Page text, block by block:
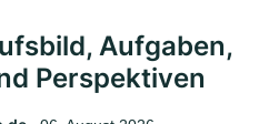
Aufgaben,
Perspektiven